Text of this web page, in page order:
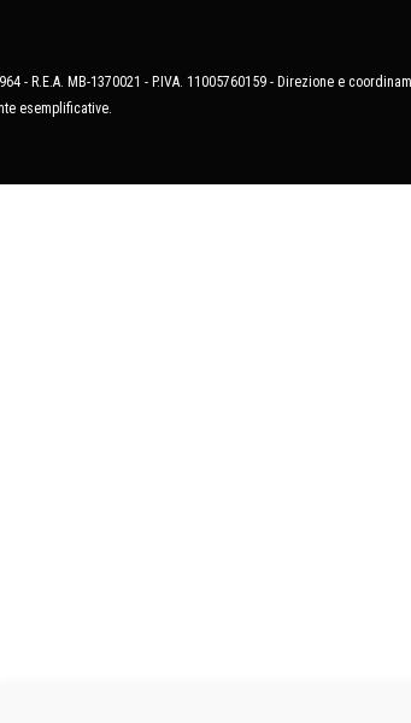
R.E.A. MB-1370021 - P.IVA. 11005760159 - Direzione e
esemplificative.